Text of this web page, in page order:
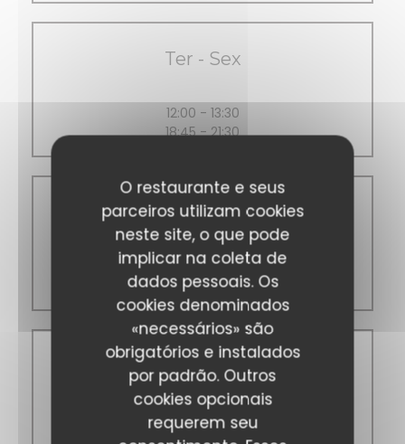
O restaurante e seus
parceiros utilizam cookies
neste site, o que pode
implicar na coleta de
dados pessoais. Os
cookies denominados
«necessários» são
obrigatórios e instalados
por padrão. Outros
cookies opcionais
requerem seu
Ter - Sex
12:00 - 13:30
18:45 - 21:30
Sábado
12:00 - 13:30
18:45 - 22:00
Domingo
Fechado